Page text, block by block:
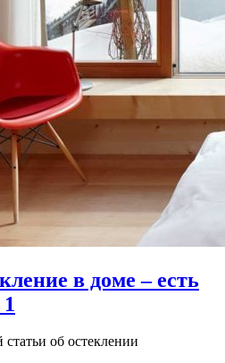
в доме – есть
статьи об остеклении